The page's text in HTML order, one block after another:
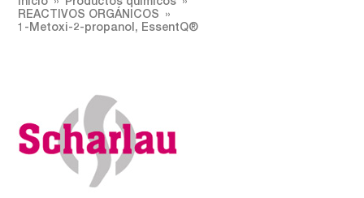
REACTIVOS ORGÁNICOS
1-Metoxi-2-propanol, EssentQ®